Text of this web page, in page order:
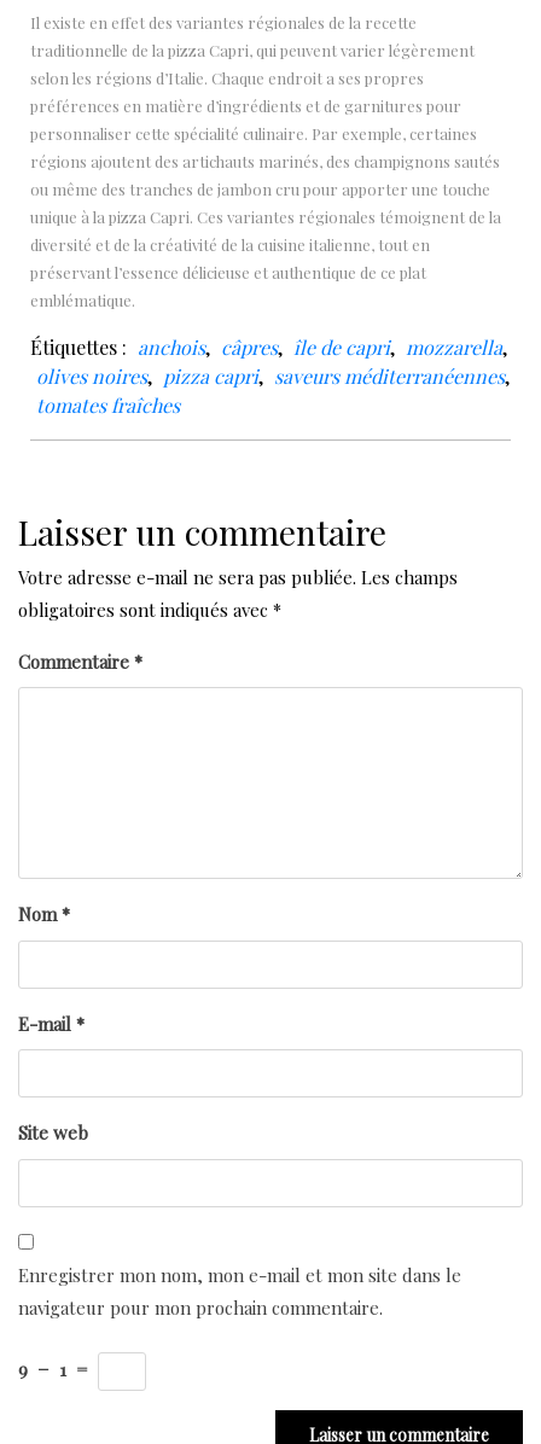
Il existe en effet des variantes régionales de la recette
traditionnelle de la pizza Capri, qui peuvent varier légèrement
selon les régions d’Italie. Chaque endroit a ses propres
préférences en matière d’ingrédients et de garnitures pour
personnaliser cette spécialité culinaire. Par exemple, certaines
régions ajoutent des artichauts marinés, des champignons sautés
ou même des tranches de jambon cru pour apporter une touche
unique à la pizza Capri. Ces variantes régionales témoignent de la
diversité et de la créativité de la cuisine italienne, tout en
préservant l’essence délicieuse et authentique de ce plat
emblématique.
Étiquettes : anchois, câpres, île de capri, mozzarella,
olives noires, pizza capri, saveurs méditerranéennes,
tomates fraîches
Laisser un commentaire
Votre adresse e-mail ne sera pas publiée. Les champs
obligatoires sont indiqués avec *
Commentaire *
Nom*
E-mail *
Site web
Enregistrer mon nom, mon e-mail et mon site dans le
navigateur pour mon prochain commentaire.
9 − 1 =